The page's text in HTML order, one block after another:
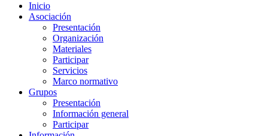
Inicio
Asociación
Presentación
Organización
Materiales
Participar
Servicios
Marco normativo
Grupos
Presentación
Información general
Participar